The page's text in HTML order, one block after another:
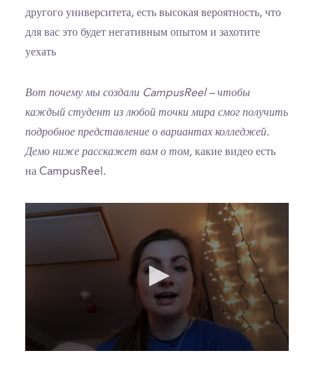
другого университета, есть высокая вероятность, что
для вас это будет негативным опытом и захотите
уехать
Вот почему мы создали CampusReel – чтобы
каждый студент из любой точки мира смог получить
подробное представление о вариантах колледжей.
Демо ниже расскажет вам о том, какие видео есть
на CampusReel.